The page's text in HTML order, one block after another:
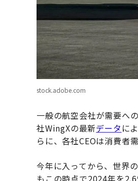
stock.adobe.com
一般の航空会社が需要へ
社WingXの最新データ に
らに、各社CEOは消費者
今年に入ってから、世界